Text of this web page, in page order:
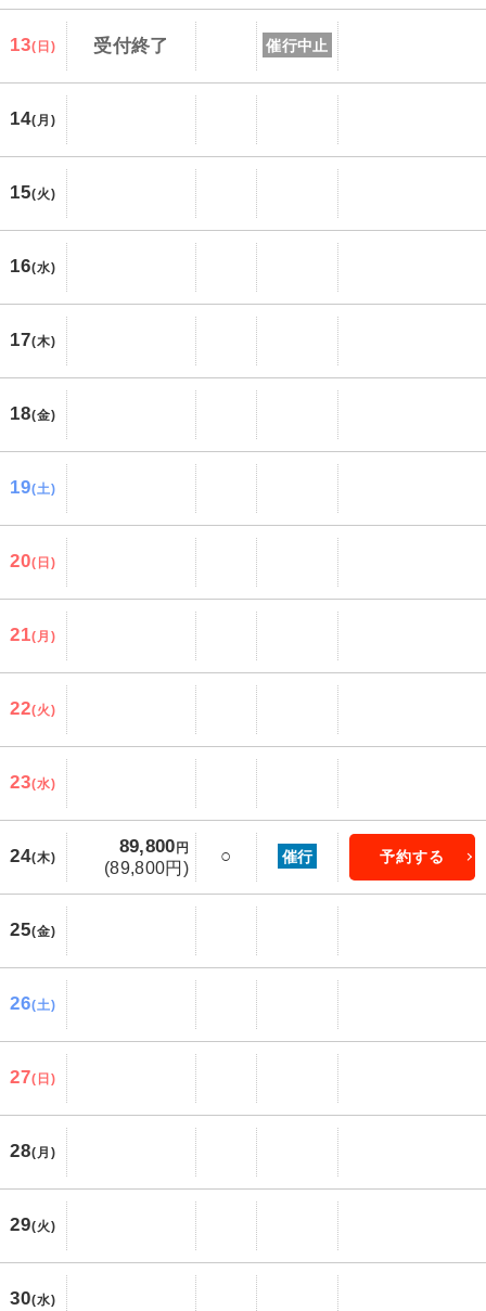
13(日) 受付終了 催行中止
14(月)
15(火)
16(水)
17(木)
18(金)
19(土)
20(日)
21(月)
22(火)
23(水)
24(木)
89,800 円
(89,800円)
○ 催行 予約する
25(金)
26(土)
27(日)
28(月)
29(火)
30(水)